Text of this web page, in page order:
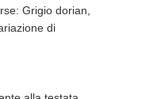
Grigio dorian,
di